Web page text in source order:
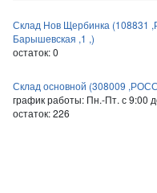
Склад Нов Щербинка (108831
Барышевская ,1 ,)
остаток:0
Склад основной (308009
график работы: Пн.-Пт. с 9:00
остаток:226